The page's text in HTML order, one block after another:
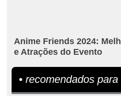
Anime Friends 2024:
e Atrações do Evento
• recomendados